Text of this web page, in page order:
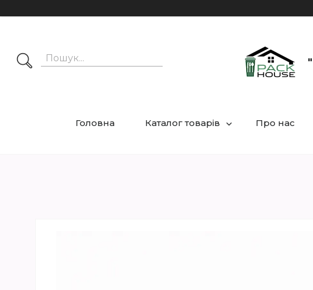
Головна Каталог товарів Про нас